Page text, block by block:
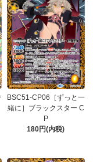
BSC51-CP06［ずっと一
緒に］ブラックスター C
P
180円(内税)